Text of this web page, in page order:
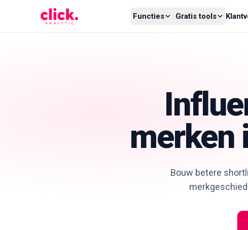
Functies Gratis tools
merken
Bouw betere